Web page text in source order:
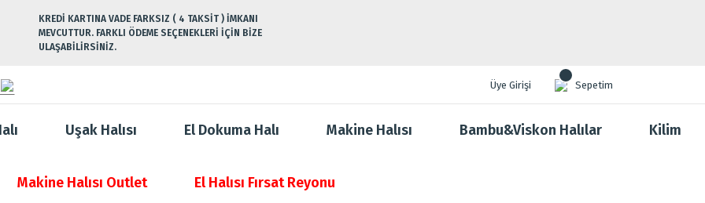
KREDİ KARTINA VADE FARKSIZ ( 4 TAKSİT ) İMKANI
MEVCUTTUR. FARKLI ÖDEME SEÇENEKLERİ İÇİN BİZE
ULAŞABİLİRSİNİZ.
Üye Girişi Sepetim
Uşak Halısı El Dokuma Halı Makine Halısı Bambu&Viskon Halılar Kilim
Makine Halısı Outlet El Halısı Fırsat Reyonu